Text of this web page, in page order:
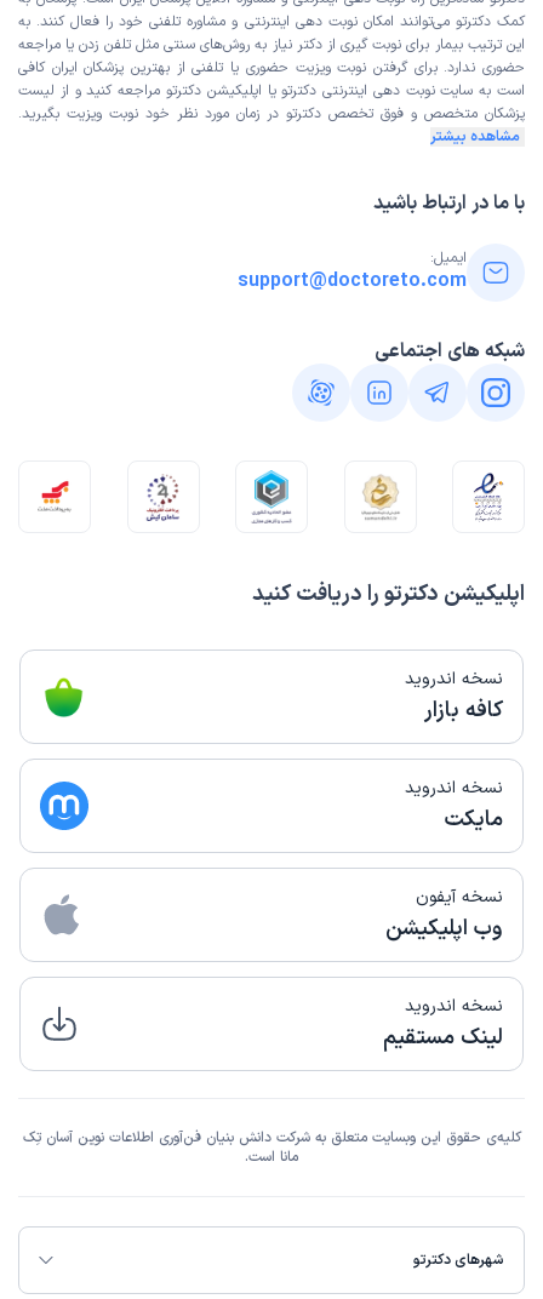
اپلیکیشن دکترتو را دریافت کنید
نسخه اندروید
کافه بازار
نسخه اندروید
مایکت
نسخه آیفون
وب اپلیکیشن
نسخه اندروید
لینک مستقیم
کمک دکترتو می‌توانند امکان نوبت دهی اینترنتی و مشاوره تلفنی خود را فعال کنند. به
این ترتیب بیمار برای نوبت گیری از دکتر نیاز به روش‌های سنتی مثل تلفن زدن یا مراجعه
حضوری ندارد. برای گرفتن نوبت ویزیت حضوری یا تلفنی از بهترین پزشکان ایران کافی
است به سایت نوبت دهی اینترنتی دکترتو یا اپلیکیشن دکترتو مراجعه کنید و از لیست
پزشکان متخصص و فوق تخصص دکترتو در زمان مورد نظر خود نوبت ویزیت بگیرید.
مشاهده بیشتر
با ما در ارتباط باشید
ایمیل:
support@doctoreto.com
شبکه های اجتماعی
کلیه‌ی حقوق این وبسایت متعلق به شرکت دانش بنیان فن‌آوری اطلاعات نوین آسان تِک
مانا است.
شهرهای دکترتو